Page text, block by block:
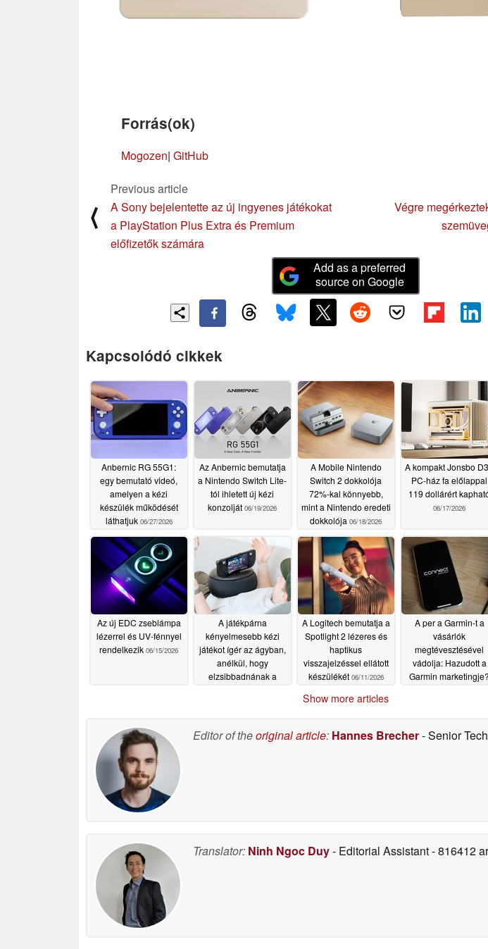
Forrás(ok)
Mogozen| GitHub
⟨
Previous article
A Sony bejelentette az új ingyenes játékokat
a PlayStation Plus Extra és Premium
előfizetők számára
Végre
Add as a preferred
source on Google
Kapcsolódó cikkek
Anbernic RG 55G1:
egy bemutató videó,
amelyen a kézi
készülék működését
láthatjuk 06/27/2026
Az Anbernic bemutatja
a Nintendo Switch Lite-
tól ihletett új kézi
konzolját 06/19/2026
A Mobile Nintendo
Switch 2 dokkolója
72%-kal könnyebb,
mint a Nintendo eredeti
dokkolója 06/18/2026
A kompakt Jonsbo
PC-ház fa előlappal
119 dollárért
06/17/2026
Az új EDC zseblámpa
lézerrel és UV-fénnyel
rendelkezik 06/15/2026
A játékpárna
kényelmesebb kézi
játékot ígér az ágyban,
anélkül, hogy
elzsibbadnának a
A Logitech bemutatja a
Spotlight 2 lézeres és
haptikus
visszajelzéssel ellátott
készülékét 06/11/2026
A per a Garmin-t a
vásárlók
megtévesztésével
vádolja: Hazudott a
Garmin marketingje?
Show more articles
Editor of theoriginal article: Hannes Brecher- Senior
Translator: Ninh Ngoc Duy- Editorial Assistant- 816412